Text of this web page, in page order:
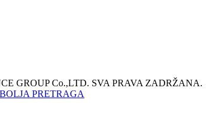
GROUP Co.,LTD. SVA PRAVA ZADRŽANA.
PRETRAGA